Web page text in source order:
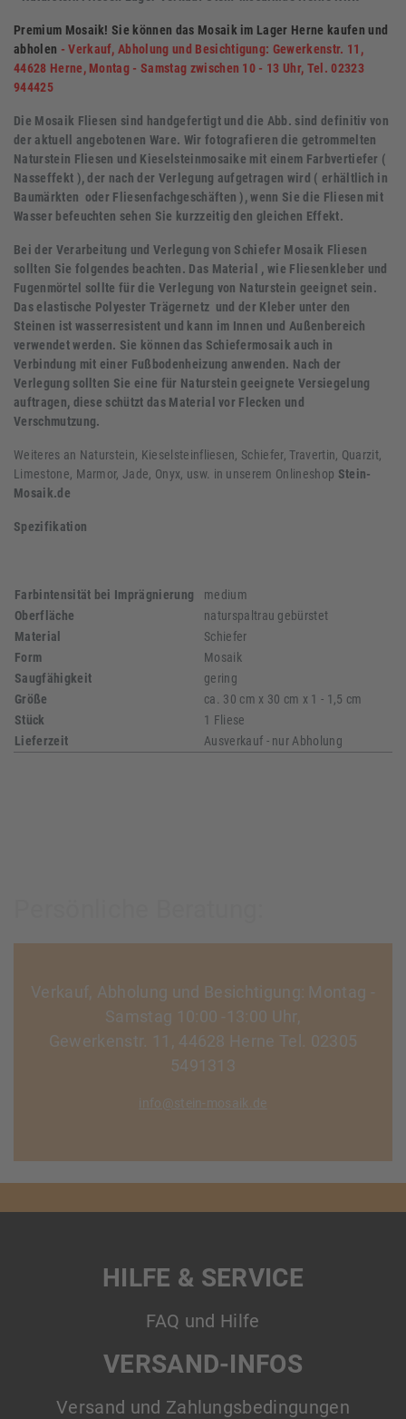
Premium Mosaik! Sie können das Mosaik im Lager Herne kaufen und
abholen - Verkauf, Abholung und Besichtigung: Gewerkenstr. 11,
44628 Herne, Montag - Samstag zwischen 10 - 13 Uhr, Tel. 02323
944425
Die Mosaik Fliesen sind handgefertigt und die Abb. sind definitiv von
der aktuell angebotenen Ware. Wir fotografieren die getrommelten
Naturstein Fliesen und Kieselsteinmosaike mit einem Farbvertiefer (
Nasseffekt ), der nach der Verlegung aufgetragen wird ( erhältlich in
Baumärkten oder Fliesenfachgeschäften ),wenn Sie die Fliesen mit
Wasser befeuchten sehen Sie kurzzeitig den gleichen Effekt.
Bei der Verarbeitung und Verlegung von Schiefer Mosaik Fliesen
sollten Sie folgendes beachten. Das Material , wie Fliesenkleber und
Fugenmörtel sollte für die Verlegung von Naturstein geeignet sein.
Das elastische Polyester Trägernetz und der Kleber unter den
Steinen ist wasserresistent und kann im Innen und Außenbereich
verwendet werden. Sie können das Schiefermosaik auch in
Verbindung mit einer Fußbodenheizung anwenden. Nach der
Verlegung sollten Sie eine für Naturstein geeignete Versiegelung
auftragen, diese schützt das Material vor Flecken und
Verschmutzung.
Weiteres an Naturstein, Kieselsteinfliesen, Schiefer, Travertin, Quarzit,
Limestone, Marmor, Jade, Onyx, usw. in unserem Onlineshop Stein-
Mosaik.de
Spezifikation
Farbintensität bei Imprägnierung
medium
Oberfläche
naturspaltrau gebürstet
Material
Schiefer
Form
Mosaik
Saugfähigkeit
gering
Größe
ca. 30 cm x 30 cm x 1 - 1,5 cm
Stück
1 Fliese
Lieferzeit
Ausverkauf - nur Abholung
Verkauf, Abholung und Besichtigung: Montag -
Samstag 10:00 -13:00 Uhr,
Gewerkenstr. 11, 44628 Herne Tel. 02305
5491313
info@stein-mosaik.de
HILFE & SERVICE
FAQ und Hilfe
VERSAND-INFOS
Versand und Zahlungsbedingungen